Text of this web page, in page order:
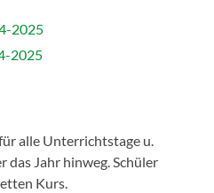
2025
2025
alle Unterrichtstage u.
das Jahr hinweg. Schüler
Kurs.